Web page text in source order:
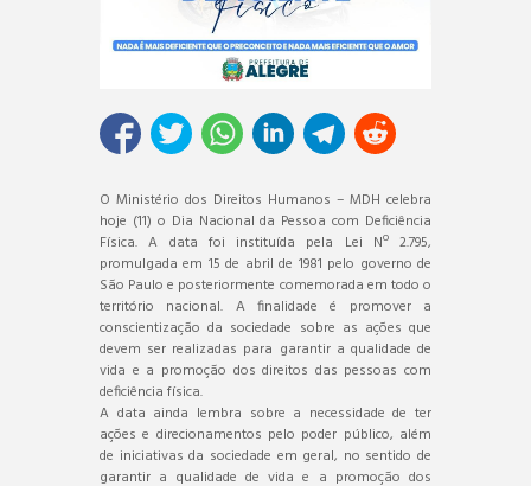
O Ministério dos Direitos Humanos – MDH celebra
hoje (11) o Dia Nacional da Pessoa com Deficiência
Física. A data foi instituída pela Lei Nº 2.795,
promulgada em 15 de abril de 1981 pelo governo de
São Paulo e posteriormente comemorada em todo o
território nacional. A finalidade é promover a
conscientização da sociedade sobre as ações que
devem ser realizadas para garantir a qualidade de
vida e a promoção dos direitos das pessoas com
deficiência física.
A data ainda lembra sobre a necessidade de ter
ações e direcionamentos pelo poder público, além
de iniciativas da sociedade em geral, no sentido de
garantir a qualidade de vida e a promoção dos